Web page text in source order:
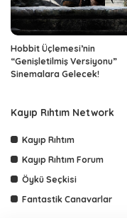
Hobbit Üçlemesi’nin
“Genişletilmiş Versiyonu”
Sinemalara Gelecek!
Kayıp Rıhtım Network
Kayıp Rıhtım
Kayıp Rıhtım Forum
Öykü Seçkisi
Fantastik Canavarlar